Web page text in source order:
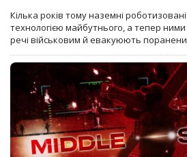
Кілька років тому наземні
технологією майбутнього, а тепер
речі військовим й евакуюють